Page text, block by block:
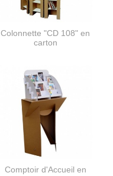
Colonnette "CD 108" en
carton
Comptoir d'Accueil en